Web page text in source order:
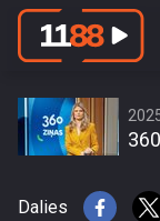
Krievu
Dalies